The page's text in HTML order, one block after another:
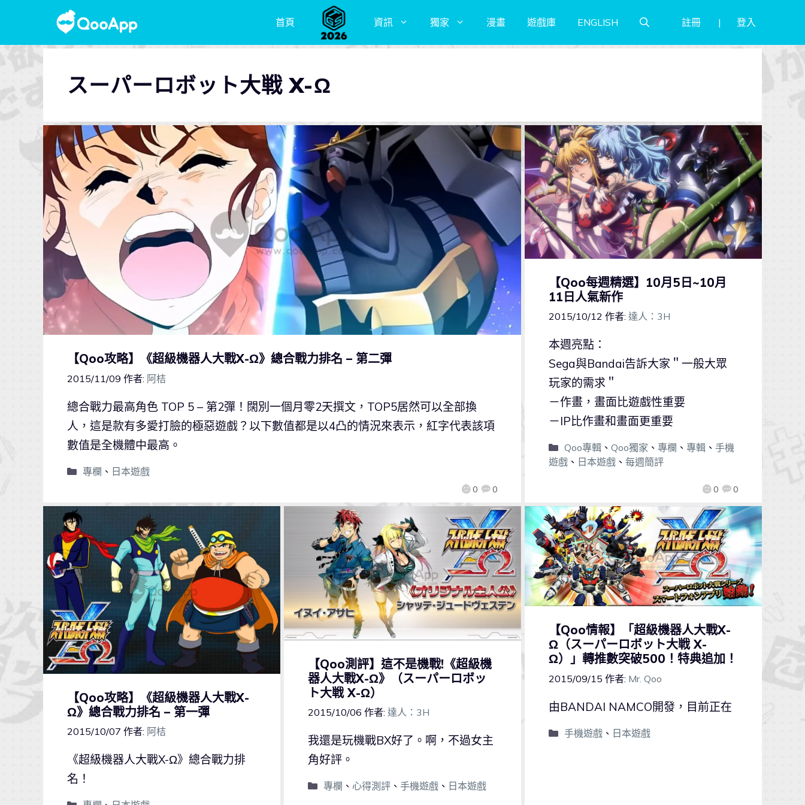
首頁 資訊 獨家 漫畫 遊戲庫 ENGLISH 註冊 登入
スーパーロボット大戦 X-Ω
【Qoo攻略】《超級機器人大戰X-Ω》總合戰力排名 – 第二彈
2015/11/09 作者: 阿桔
0 0
總合戰力最高角色 TOP 5 – 第2彈！闊別一個月零2天撰文，TOP5居然可以全部換
人，這是款有多愛打臉的極惡遊戲？以下數值都是以4凸的情況來表示，紅字代表該項
數值是全機體中最高。
專欄 、 日本遊戲
【Qoo每週精選】10月5日~10月
11日人氣新作
2015/10/12 作者: 達人：3H
0 0
本週亮點：
Sega與Bandai告訴大家＂一般大眾
玩家的需求＂
－作畫，畫面比遊戲性重要
－IP比作畫和畫面更重要
Qoo專輯、 Qoo獨家 、 專欄 、 專輯、 手機
遊戲 、 日本遊戲 、 每週簡評
【Qoo攻略】《超級機器人大戰X-
Ω》總合戰力排名 – 第一彈
2015/10/07 作者: 阿桔
《超級機器人大戰X-Ω》總合戰力排
名！
【Qoo測評】這不是機戰!《超級機
器人大戰X-Ω》（スーパーロボッ
ト大戦 X-Ω）
2015/10/06 作者: 達人：3H
我還是玩機戰BX好了。啊，不過女主
角好評。
專欄 、 心得測評、 手機遊戲、 日本遊戲
【Qoo情報】「超級機器人大戰X-
Ω（スーパーロボット大戦 X-
Ω）」轉推數突破500！特典追加！
2015/09/15 作者: Mr. Qoo
由BANDAI NAMCO開發，目前正在
手機遊戲、 日本遊戲